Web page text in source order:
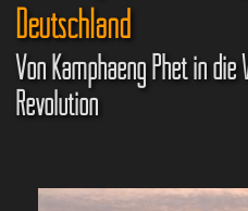
Deutschland
Von Kamphaeng Phet in die
Revolution